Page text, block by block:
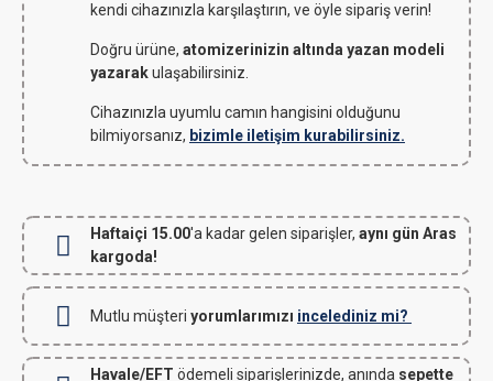
kendi cihazınızla karşılaştırın, ve öyle sipariş verin!
Doğru ürüne, atomizerinizin altında yazan modeli
yazarakulaşabilirsiniz.
Cihazınızla uyumlu camın hangisini olduğunu
bilmiyorsanız, bizimle iletişim kurabilirsiniz.
Haftaiçi 15.00'a kadar gelen siparişler, aynı gün Aras
kargoda!
Mutlu müşteri yorumlarımızı incelediniz mi?
Havale/EFT ödemeli siparişlerinizde, anında sepette